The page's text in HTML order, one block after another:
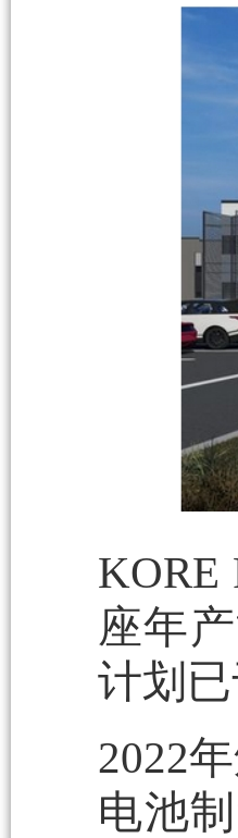
KORE
座年
计划
2022
电池